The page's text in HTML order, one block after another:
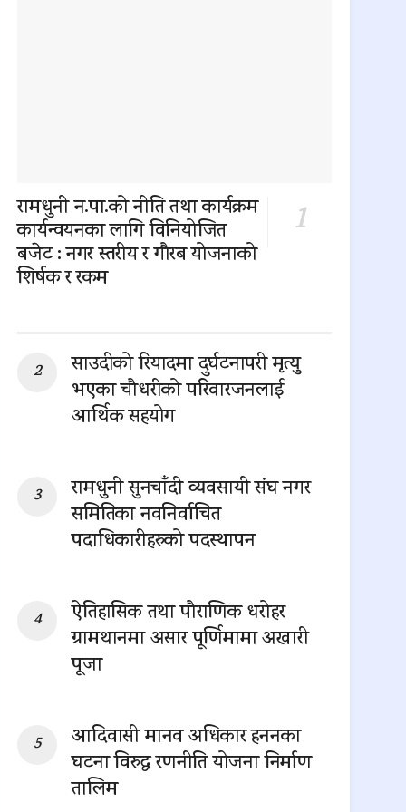
रामधुनी न.पा.को नीति तथा कार्यक्रम
कार्यन्वयनका लागि विनियोजित
बजेट : नगर स्तरीय र गौरब योजनाको
शिर्षक र रकम
साउदीको रियादमा दुर्घटनापरी मृत्यु
भएका चौधरीको परिवारजनलाई
आर्थिक सहयोग
रामधुनी सुनचाँदी व्यवसायी संघ नगर
समितिका नवनिर्वाचित
पदाधिकारीहरुको पदस्थापन
ऐतिहासिक तथा पौराणिक धरोहर
ग्रामथानमा असार पूर्णिमामा अखारी
पूजा
आदिवासी मानव अधिकार हननका
घटना विरुद्ध रणनीति योजना निर्माण
तालिम